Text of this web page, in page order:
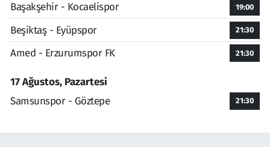
Başakşehir - Kocaelispor
19:00
Beşiktaş - Eyüpspor 21:30
Amed - Erzurumspor FK 21:30
17 Ağustos, Pazartesi
Samsunspor - Göztepe
21:30